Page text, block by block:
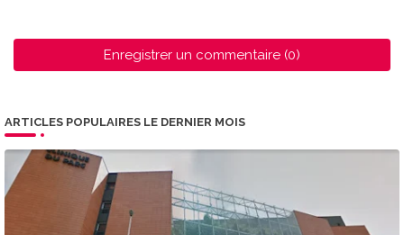
Enregistrer un commentaire (0)
ARTICLES POPULAIRES LE DERNIER MOIS